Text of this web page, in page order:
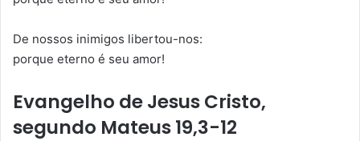
De nossos inimigos libertou-nos:
porque eterno é seu amor!
Evangelho de Jesus Cristo,
segundo Mateus 19,3-12